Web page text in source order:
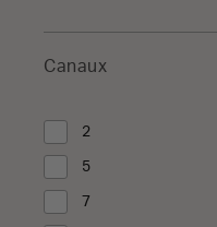
Canaux
2
Affiner par Canaux : 2
5
Affiner par Canaux : 5
7
Affiner par Canaux : 7